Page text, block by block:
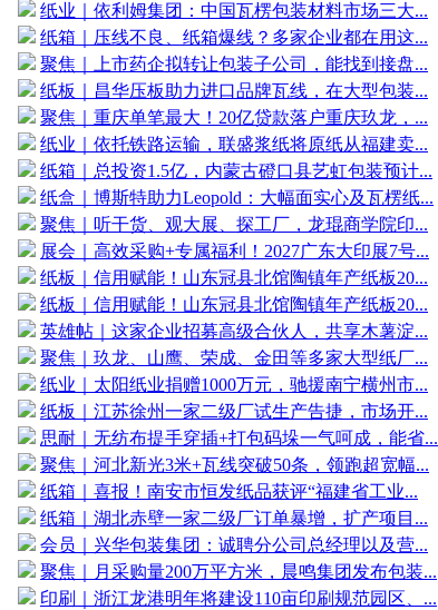
纸业｜依利姆集团：中国瓦楞包装材料市场三大...
纸箱｜压线不良、纸箱爆线？多家企业都在用这...
聚焦｜上市药企拟转让包装子公司，能找到接盘...
纸板｜昌华压板助力进口品牌瓦线，在大型包装...
聚焦｜重庆单笔最大！20亿贷款落户重庆玖龙，...
纸业｜依托铁路运输，联盛浆纸将原纸从福建卖...
纸箱｜总投资1.5亿，内蒙古磴口县艺虹包装预计...
纸盒｜博斯特助力Leopold：大幅面实心及瓦楞纸...
聚焦｜听干货、观大展、探工厂，龙琨商学院印...
展会｜高效采购+专属福利！2027广东大印展7号...
纸板｜信用赋能！山东冠县北馆陶镇年产纸板20...
纸板｜信用赋能！山东冠县北馆陶镇年产纸板20...
英雄帖｜这家企业招募高级合伙人，共享木薯淀...
聚焦｜玖龙、山鹰、荣成、金田等多家大型纸厂...
纸业｜太阳纸业捐赠1000万元，驰援南宁横州市...
纸板｜江苏徐州一家二级厂试生产告捷，市场开...
思耐｜无纺布提手穿插+打包码垛一气呵成，能省...
聚焦｜河北新光3米+瓦线突破50条，领跑超宽幅...
纸箱｜喜报！南安市恒发纸品获评“福建省工业...
纸箱｜湖北赤壁一家二级厂订单暴增，扩产项目...
会员｜兴华包装集团：诚聘分公司总经理以及营...
聚焦｜月采购量200万平方米，晨鸣集团发布包装...
印刷｜浙江龙港明年将建设110亩印刷规范园区、...